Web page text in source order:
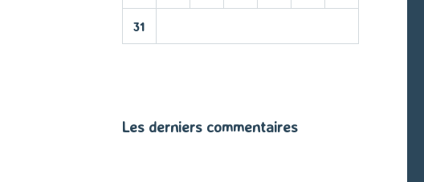
31
Les derniers commentaires